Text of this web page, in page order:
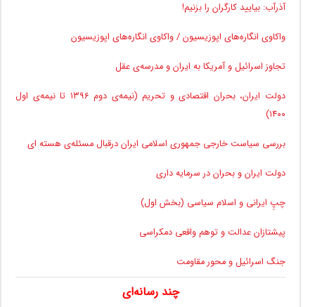
آذرآب: بیایید کارگران را بزنیم!
واکاوی انگاره‌های اپوزیسیون / واکاوی انگاره‌های اپوزیسیون
تجاوز اسرائیل و آمریکا به ایران و مدرسه‌ی عقل
دولت ایران، بحران اقتصادی و تحریم (نیمه‌ی دوم ۱۳۹۶ تا نیمه‌ی اول
۱۴۰۰)
بررسی سیاست خارجی جمهوری اسلامی ایران درقبال مسئله‌ی هسته ای
دولت ایران و بحران در سرمایه داری
چپِ ایرانی و اسلام سیاسی (بخش اول)
پیشتازان عدالت و توهم واقعی دمکراسی
جنگ اسرائیل و محور مقاومت
چند رسانه‌ای